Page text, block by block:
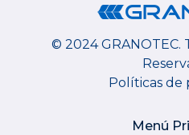
© 2024 GRANOTEC.
Políticas de
Menú